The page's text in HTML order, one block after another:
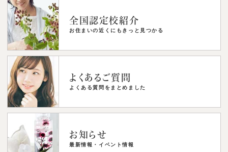
全国認定校紹介
お住まいの近くにもきっと見つかる
よくあるご質問
よくある質問をまとめました
お知らせ
最新情報・イベント情報